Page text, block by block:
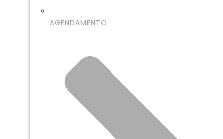
AGENDAMENTO